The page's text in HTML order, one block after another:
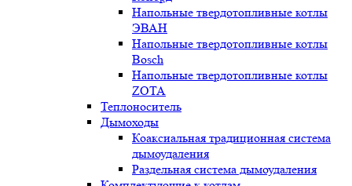
Напольные твердотопливные котлы
ЭВАН
Напольные твердотопливные котлы
Bosch
Напольные твердотопливные котлы
ZOTA
Теплоноситель
Дымоходы
Коаксиальная традиционная система
дымоудаления
Раздельная система дымоудаления